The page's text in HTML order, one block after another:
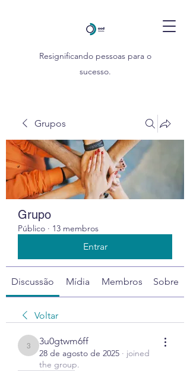
Resignificando pessoas para o
sucesso.
Grupos
Grupo
Público · 13 membros
Entrar
Discussão Mídia Membros Sobre
Voltar
3u0gtwm6ff
3u0gtwm6ff
28 de agosto de 2025 · joined
the group.